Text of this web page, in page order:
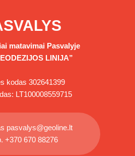
matavimai Pasvalyje
LINIJA”
kodas 302641399
LT100008559715
pasvalys@geoline.lt
+370 670 88276